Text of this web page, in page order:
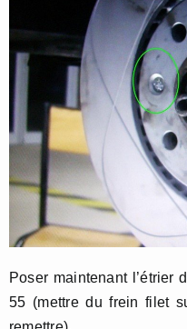
Poser maintenant l’étrier
55 (mettre du frein filet